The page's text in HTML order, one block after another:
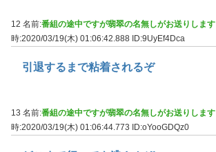
12 名前:番組の途中ですが翡翠の名無しがお送りします
時:2020/03/19(木) 01:06:42.888 ID:9UyEf4Dca
引退するまで粘着されるぞ
13 名前:番組の途中ですが翡翠の名無しがお送りします
時:2020/03/19(木) 01:06:44.773 ID:oYooGDQz0